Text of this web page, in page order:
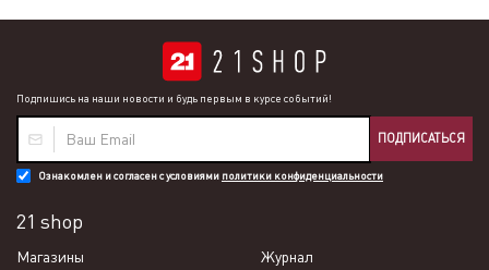
Подпишись на наши новости и будь первым в курсе событий!
ПОДПИСАТЬСЯ
Ознакомлен и согласен с условиями политики конфиденциальности
21 shop
Магазины
Журнал